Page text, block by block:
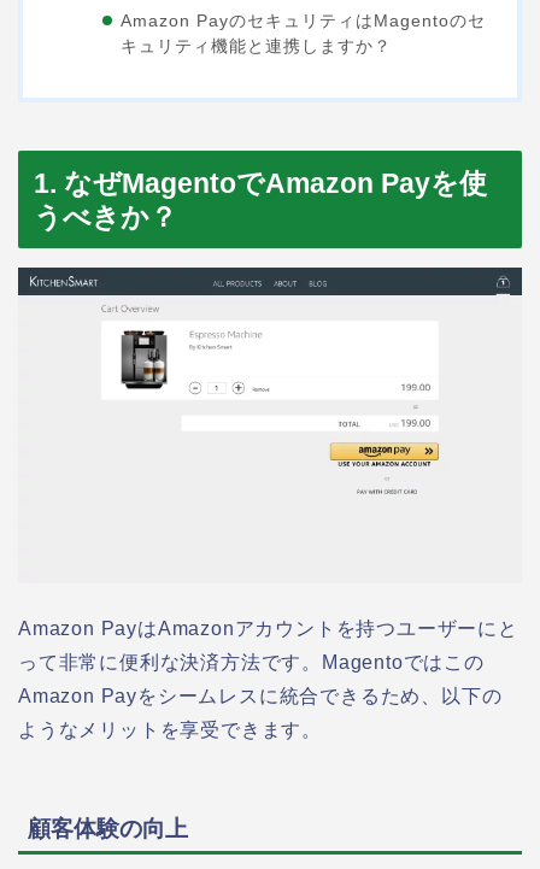
Amazon PayのセキュリティはMagentoのセ
キュリティ機能と連携しますか？
1. なぜMagentoでAmazon Payを使
うべきか？
Amazon PayはAmazonアカウントを持つユーザーにと
って非常に便利な決済方法です。Magentoではこの
Amazon Payをシームレスに統合できるため、以下の
ようなメリットを享受できます。
顧客体験の向上